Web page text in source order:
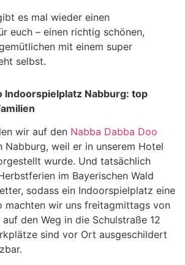
es mal wieder einen
euch – einen richtig schönen,
mit einem super
selbst.
Indoorspielplatz Nabburg: top
wir auf den Nabba Dabba Doo
Nabburg, weil er in unserem Hotel
wurde. Und tatsächlich
im Bayerischen Wald
sodass ein Indoorspielplatz eine
machten wir uns freitagmittags von
den Weg in die Schulstraße 12
sind vor Ort ausgeschildert